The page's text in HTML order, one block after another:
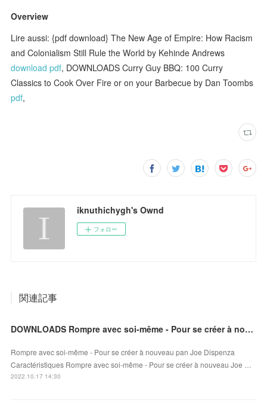
Overview
Lire aussi: {pdf download} The New Age of Empire: How Racism
and Colonialism Still Rule the World by Kehinde Andrews
download pdf, DOWNLOADS Curry Guy BBQ: 100 Curry
Classics to Cook Over Fire or on your Barbecue by Dan Toombs
pdf,
iknuthichygh's Ownd
フォロー
関連記事
DOWNLOADS Rompre avec soi-même - Pour se créer à nouveau
Rompre avec soi-même - Pour se créer à nouveau pan Joe Dispenza
Caractéristiques Rompre avec soi-même - Pour se créer à nouveau Joe …
2022.10.17 14:30